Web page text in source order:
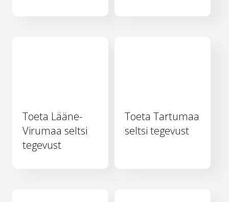
Toeta Lääne-
Virumaa seltsi
tegevust
Toeta Tartumaa
seltsi tegevust